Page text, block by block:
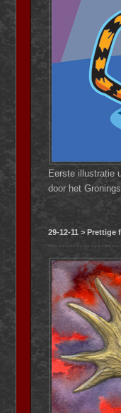
Eerste illustratie
door het
29-12-11 > Prettige